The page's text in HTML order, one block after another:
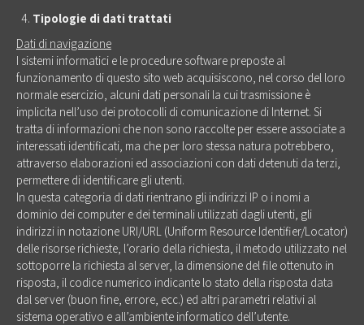
Tipologie di dati trattati
Dati di navigazione
I sistemi informatici e le procedure software preposte al
funzionamento di questo sito web acquisiscono, nel corso del loro
normale esercizio, alcuni dati personali la cui trasmissione è
implicita nell’uso dei protocolli di comunicazione di Internet. Si
tratta di informazioni che non sono raccolte per essere associate a
interessati identificati, ma che per loro stessa natura potrebbero,
attraverso elaborazioni ed associazioni con dati detenuti da terzi,
permettere di identificare gli utenti.
In questa categoria di dati rientrano gli indirizzi IP o i nomi a
dominio dei computer e dei terminali utilizzati dagli utenti, gli
indirizzi in notazione URI/URL (Uniform Resource Identifier/Locator)
delle risorse richieste, l’orario della richiesta, il metodo utilizzato nel
sottoporre la richiesta al server, la dimensione del file ottenuto in
risposta, il codice numerico indicante lo stato della risposta data
dal server (buon fine, errore, ecc.) ed altri parametri relativi al
sistema operativo e all’ambiente informatico dell’utente.